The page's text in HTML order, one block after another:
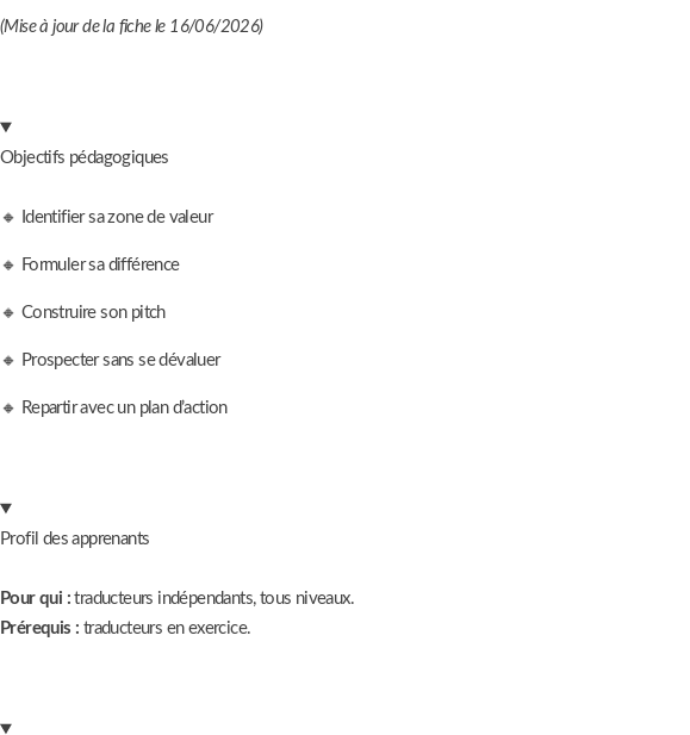
(Mise à jour de la fiche le 16/06/2026)
Objectifs pédagogiques
🔸 Identifier sa zone de valeur
🔸 Formuler sa différence
🔸 Construire son pitch
🔸 Prospecter sans se dévaluer
🔸 Repartir avec un plan d’action
Profil des apprenants
Pour qui : traducteurs indépendants, tous niveaux.
Prérequis : traducteurs en exercice.